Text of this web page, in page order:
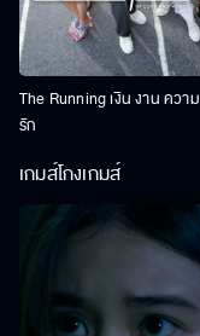
The Running เงิน งาน ความ
รัก
เกมส์โกงเกมส์